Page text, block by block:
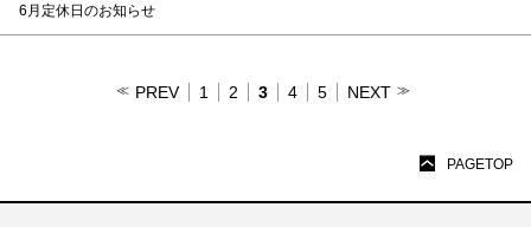
6月定休日のお知らせ
PREV 1 2 3 4 5 NEXT
PAGETOP